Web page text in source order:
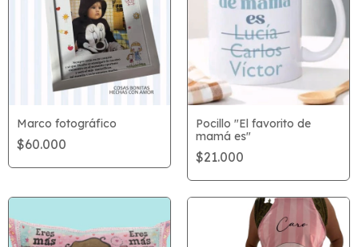
Marco fotográfico
$60.000
Pocillo "El favorito de
mamá es"
$21.000